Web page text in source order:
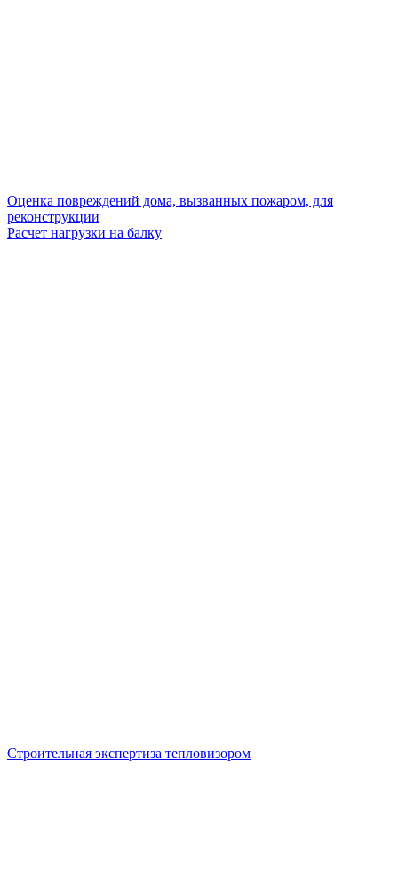
Оценка повреждений дома, вызванных пожаром, для
реконструкции
Расчет нагрузки на балку
Строительная экспертиза тепловизором